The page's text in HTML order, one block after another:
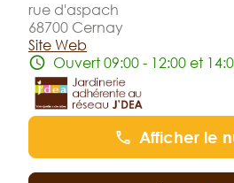
rue d'aspach
68700 Cernay
Site Web
Ouvert 09:00 - 12:00 et
Afficher le